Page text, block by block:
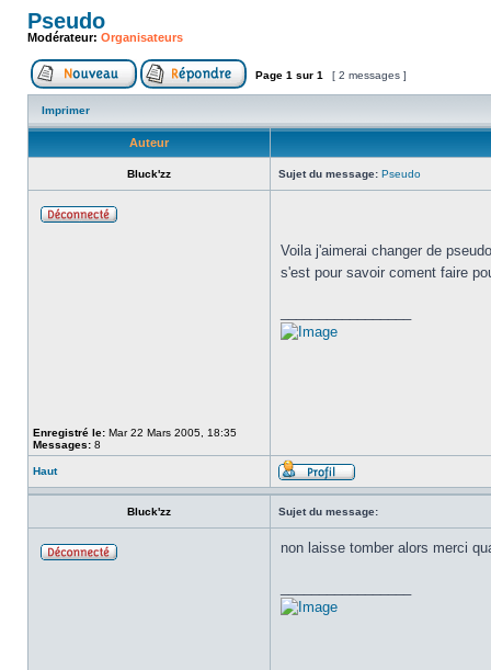
Pseudo
Modérateur: Organisateurs
Page 1 sur 1 [ 2 messages ]
Imprimer
Auteur
Bluck'zz Sujet du message: Pseudo
Enregistré le: Mar 22 Mars 2005, 18:35
Messages: 8
Voila j'aimerai changer de
s'est pour savoir coment faire
Haut
Bluck'zz Sujet du message:
non laisse tomber alors merci